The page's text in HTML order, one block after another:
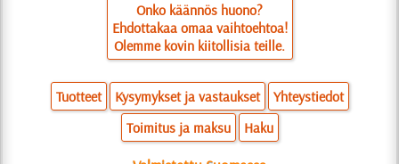
Onko käännös huono?
Ehdottakaa omaa vaihtoehtoa!
Olemme kovin kiitollisia teille.
Tuotteet Kysymykset ja vastaukset
Yhteystiedot
Toimitus ja maksu
Haku